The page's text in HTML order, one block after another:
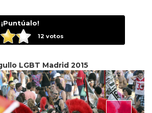
12 votos
LGBT Madrid 2015